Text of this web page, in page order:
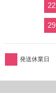
22
29
発送休業日